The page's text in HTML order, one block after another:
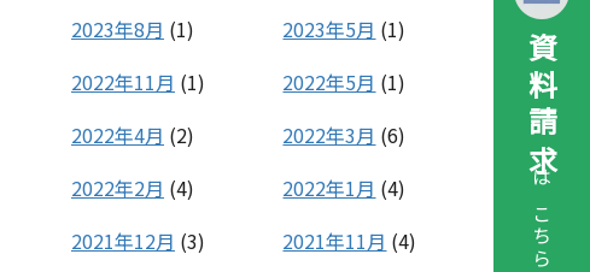
資料請求
はこちら
2023年8月 (1) 2023年5月 (1)
2022年11月 (1) 2022年5月 (1)
2022年4月 (2) 2022年3月 (6)
2022年2月 (4) 2022年1月 (4)
2021年12月 (3) 2021年11月 (4)